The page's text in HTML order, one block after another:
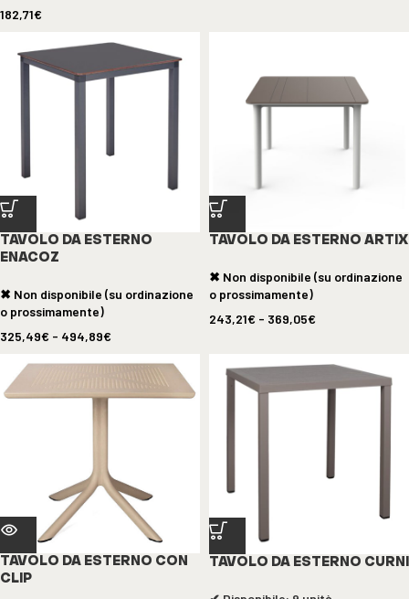
182,71€
TAVOLO DA ESTERNO
ENACOZ
✖ Non disponibile (su ordinazione
o prossimamente)
325,49€ - 494,89€
TAVOLO DA ESTERNO ARTIX
✖ Non disponibile (su ordinazione
o prossimamente)
243,21€ - 369,05€
TAVOLO DA ESTERNO CON
CLIP
TAVOLO DA ESTERNO CURNI